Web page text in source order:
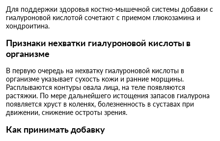
Для поддержки здоровья костно-мышечной системы добавки с
гиалуроновой кислотой сочетают с приемом глюкозамина и
хондроитина.
Признаки нехватки гиалуроновой кислоты в
организме
В первую очередь на нехватку гиалуроновой кислоты в
организме указывает сухость кожи и ранние морщины.
Расплываются контуры овала лица, на теле появляются
растяжки. По мере дальнейшего истощения запасов гиалурона
появляется хруст в коленях, болезненность в суставах при
движении, снижение остроты зрения.
Как принимать добавку